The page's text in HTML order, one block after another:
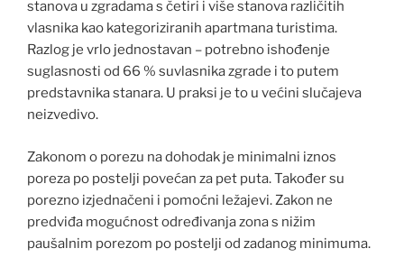
stanova u zgradama s četiri i više stanova različitih
vlasnika kao kategoriziranih apartmana turistima.
Razlog je vrlo jednostavan – potrebno ishođenje
suglasnosti od 66 % suvlasnika zgrade i to putem
predstavnika stanara. U praksi je to u većini slučajeva
neizvedivo.
Zakonom o porezu na dohodak je minimalni iznos
poreza po postelji povećan za pet puta. Također su
porezno izjednačeni i pomoćni ležajevi. Zakon ne
predviđa mogućnost određivanja zona s nižim
paušalnim porezom po postelji od zadanog minimuma.